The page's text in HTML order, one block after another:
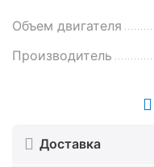
Объем двигателя
Производитель
Доставка